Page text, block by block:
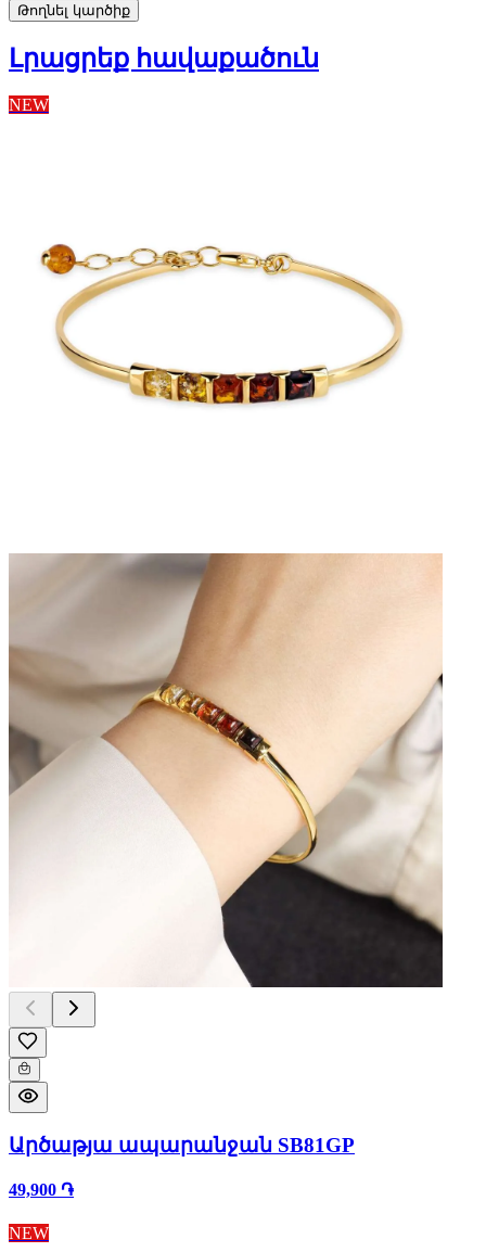
Թողնել կարծիք
Լրացրեք հավաքածուն
NEW
Արծաթյա ապարանջան SB81GP
49,900 ֏
NEW